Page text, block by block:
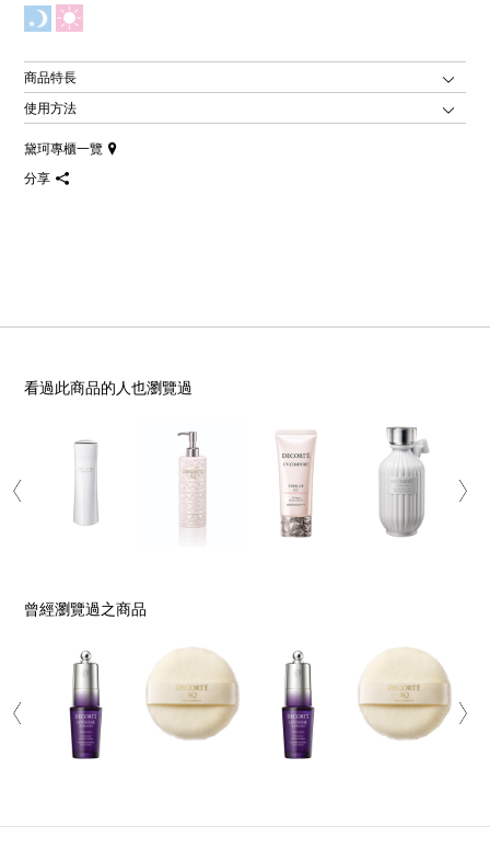
商品特長
使用方法
黛珂專櫃一覽
分享
看過此商品的人也瀏覽過
曾經瀏覽過之商品